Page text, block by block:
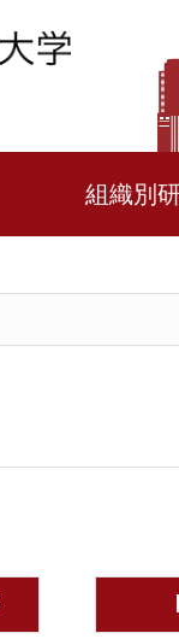
組織別